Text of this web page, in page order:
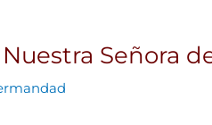
Señora